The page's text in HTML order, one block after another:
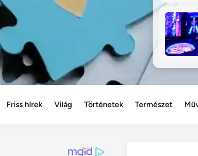
Friss hírek Világ Történetek Természet